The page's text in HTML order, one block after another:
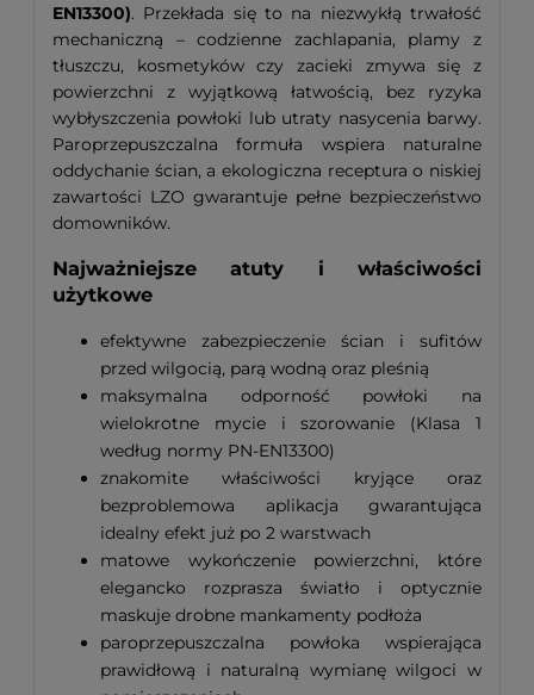
EN13300). Przekłada się to na niezwykłą trwałość
mechaniczną – codzienne zachlapania, plamy z
tłuszczu, kosmetyków czy zacieki zmywa się z
powierzchni z wyjątkową łatwością, bez ryzyka
wybłyszczenia powłoki lub utraty nasycenia barwy.
Paroprzepuszczalna formuła wspiera naturalne
oddychanie ścian, a ekologiczna receptura o niskiej
zawartości LZO gwarantuje pełne bezpieczeństwo
domowników.
Najważniejsze atuty i właściwości
użytkowe
efektywne zabezpieczenie ścian i sufitów
przed wilgocią, parą wodną oraz pleśnią
maksymalna odporność powłoki na
wielokrotne mycie i szorowanie (Klasa 1
według normy PN-EN13300)
znakomite właściwości kryjące oraz
bezproblemowa aplikacja gwarantująca
idealny efekt już po 2 warstwach
matowe wykończenie powierzchni, które
elegancko rozprasza światło i optycznie
maskuje drobne mankamenty podłoża
paroprzepuszczalna powłoka wspierająca
prawidłową i naturalną wymianę wilgoci w